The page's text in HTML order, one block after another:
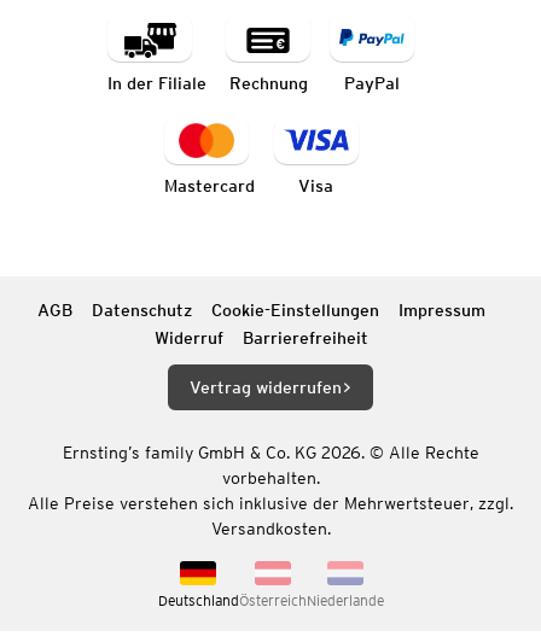
In der Filiale Rechnung PayPal
Mastercard Visa
AGB Datenschutz Cookie-Einstellungen
Impressum
Widerruf
Barrierefreiheit
Vertrag widerrufen
Ernsting’s family GmbH & Co. KG 2026. © Alle Rechte
vorbehalten.
Alle Preise verstehen sich inklusive der Mehrwertsteuer, zzgl.
Versandkosten.
DeutschlandÖsterreichNiederlande